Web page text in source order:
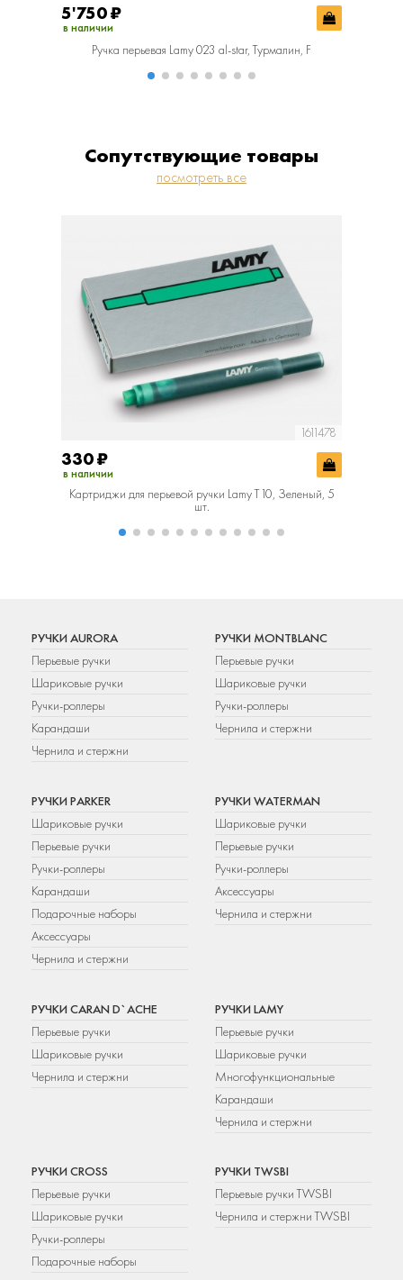
5'750₽
в наличии
Ручка перьевая Lamy 023 al-star, Турмалин, F
Сопутствующие товары
посмотреть все
1611478
330₽
в наличии
Картриджи для перьевой ручки Lamy T10, Зеленый, 5
шт.
РУЧКИ AURORA
Перьевые ручки
Шариковые ручки
Ручки-роллеры
Карандаши
Чернила и стержни
РУЧКИ MONTBLANC
Перьевые ручки
Шариковые ручки
Ручки-роллеры
Чернила и стержни
РУЧКИ PARKER
Шариковые ручки
Перьевые ручки
Ручки-роллеры
Карандаши
Подарочные наборы
Аксессуары
Чернила и стержни
РУЧКИ WATERMAN
Шариковые ручки
Перьевые ручки
Ручки-роллеры
Аксессуары
Чернила и стержни
РУЧКИ CARAN D`ACHE
Перьевые ручки
Шариковые ручки
Чернила и стержни
РУЧКИ LAMY
Перьевые ручки
Шариковые ручки
Многофункциональные
Карандаши
Чернила и стержни
РУЧКИ CROSS
Перьевые ручки
Шариковые ручки
Ручки-роллеры
Подарочные наборы
РУЧКИ TWSBI
Перьевые ручки TWSBI
Чернила и стержни TWSBI